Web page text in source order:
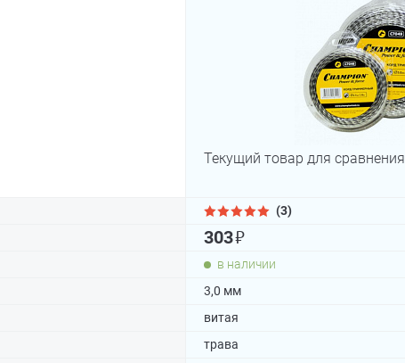
Текущий товар для сравнения
(3)
303₽
в наличии
3,0 мм
витая
трава